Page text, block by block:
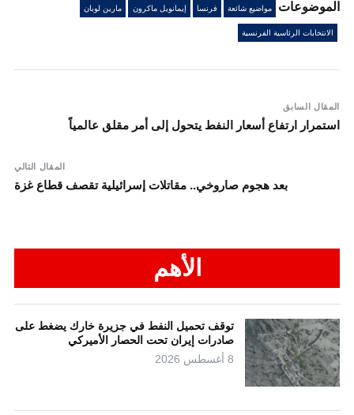
الموضوعات مواضيع شائعة فرنسا إيمانويل ماكرون مارين لوبان
الانتخابات الرئاسية الفرنسية
المقال السابق
استمرار ارتفاع أسعار النفط يتحول إلى أمر مقلق عالمياً
المقال التالي
بعد هجوم صاروخي.. مقاتلات إسرائيلية تقصف قطاع غزة
الأهم
توقف تحميل النفط في جزيرة خارك يضغط على
صادرات إيران تحت الحصار الأميركي
8 أغسطس 2026